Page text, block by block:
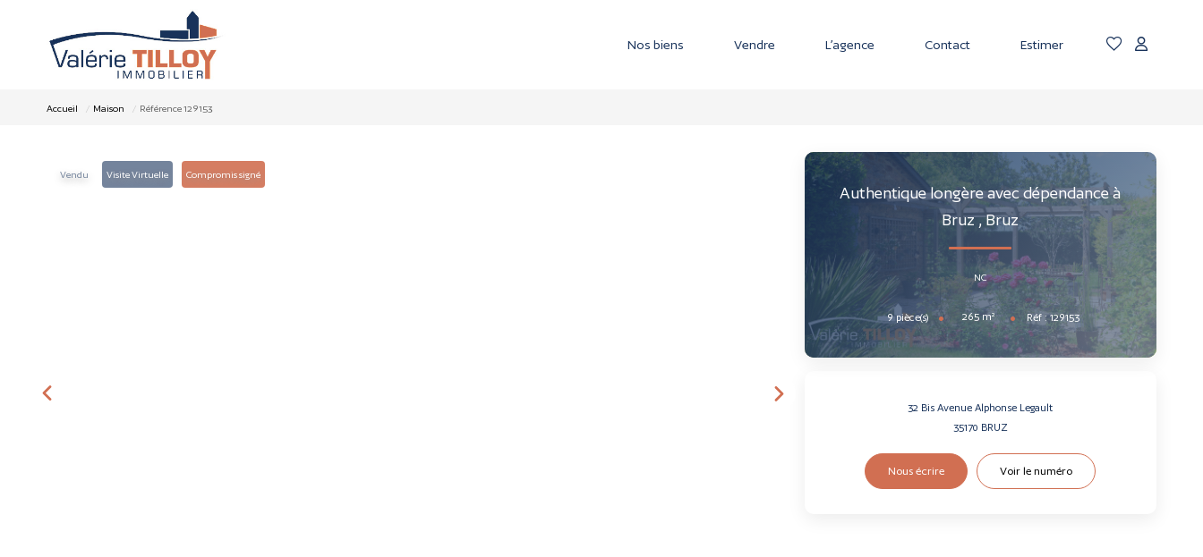
Nos biens Vendre L’agence Contact Estimer
Accueil Maison Référence 129153
Vendu Visite Virtuelle Compromis signé
Authentique longère avec dépendance à
Bruz,Bruz
NC
9pièce(s) 265 m² Réf :129153
32 Bis Avenue Alphonse Legault
35170 BRUZ
Nous écrire Voir le numéro